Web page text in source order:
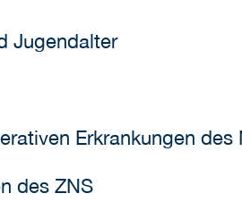
Jugendalter
Erkrankungen des
des ZNS